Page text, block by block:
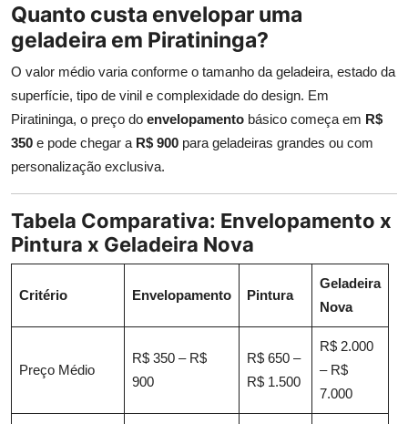
Quanto custa envelopar uma
geladeira em Piratininga?
O valor médio varia conforme o tamanho da geladeira, estado da
superfície, tipo de vinil e complexidade do design. Em
Piratininga, o preço do envelopamento básico começa em R$
350 e pode chegar a R$ 900 para geladeiras grandes ou com
personalização exclusiva.
Tabela Comparativa: Envelopamento x
Pintura x Geladeira Nova
Critério Envelopamento Pintura
Geladeira
Nova
Preço Médio
R$ 350 – R$
900
R$ 650 –
R$ 1.500
R$ 2.000
– R$
7.000